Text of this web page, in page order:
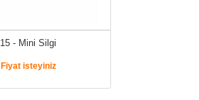
15 - Mini Silgi
Fiyat isteyiniz